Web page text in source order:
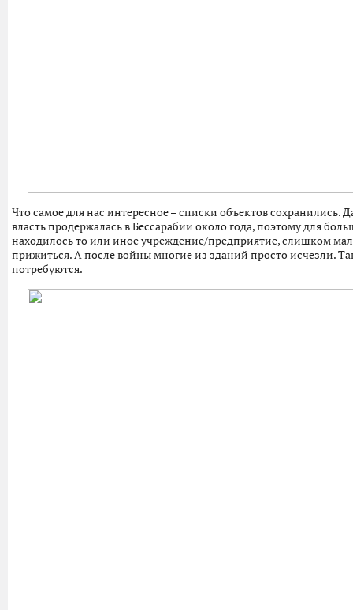
Что самое для нас интересное – списки объектов
власть продержалась в Бессарабии около года, поэтому для
находилось то или иное учреждение/предприятие, слишком
прижиться. А после войны многие из зданий просто исчезли.
потребуются.